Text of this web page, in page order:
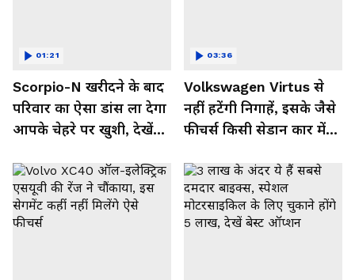
Scorpio-N खरीदने के बाद
परिवार का ऐसा डांस ला देगा
आपके चेहरे पर खुशी, देखें
01:21
Volkswagen Virtus से
नहीं हटेंगी निगाहें, इसके जैसे
फीचर्स किसी सेडान कार में
03:36